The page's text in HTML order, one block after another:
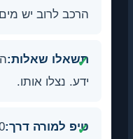
הרכב לרוב יש מים, אבל
תשאלו שאלות:המורה
ידע. נצלו אותו.
טיפ למורה דרך: